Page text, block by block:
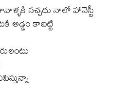
నచ్చదు నాలో హానెస్టీ
అడ్డం కాబట్టి